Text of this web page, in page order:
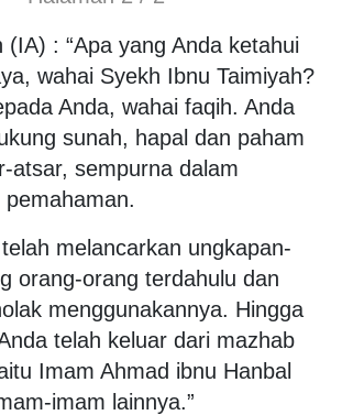
(IA) : “Apa yang Anda ketahui
wahai Syekh Ibnu Taimiyah?
Anda, wahai faqih. Anda
sunah, hapal dan paham
atsar, sempurna dalam
melancarkan ungkapan-
orang-orang terdahulu dan
menggunakannya. Hingga
telah keluar dari mazhab
Imam Ahmad ibnu Hanbal
imam lainnya.”